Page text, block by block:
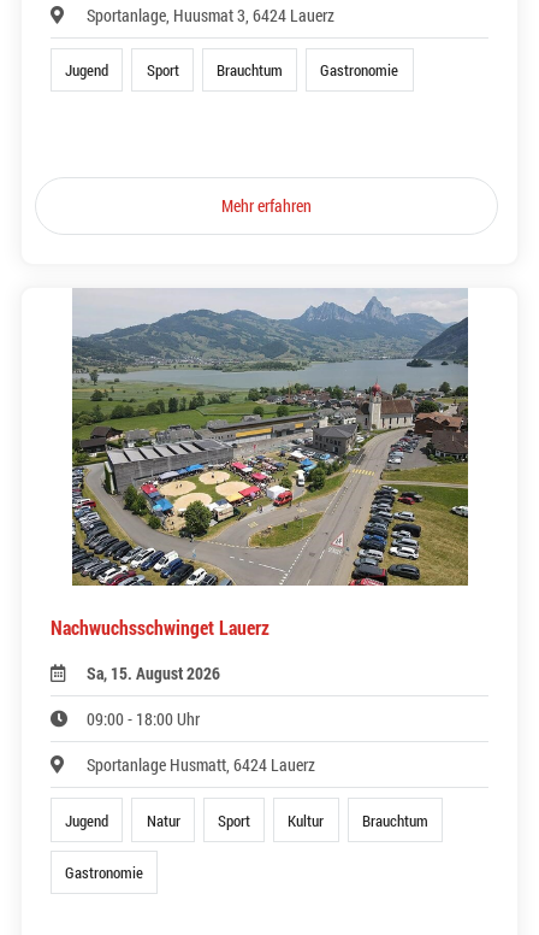
Sportanlage, Huusmat 3, 6424 Lauerz
Jugend Sport Brauchtum Gastronomie
Mehr erfahren
Nachwuchsschwinget Lauerz
Sa, 15. August 2026
09:00 - 18:00 Uhr
Sportanlage Husmatt, 6424 Lauerz
Jugend Natur Sport Kultur Brauchtum
Gastronomie